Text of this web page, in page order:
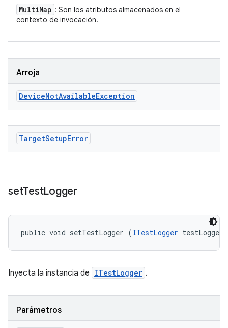
MultiMap : Son los atributos almacenados en el
contexto de invocación.
Arroja
DeviceNotAvailableException
TargetSetupError
setTestLogger
public void setTestLogger (ITestLogger testLogger)
Inyecta la instancia de ITestLogger .
Parámetros